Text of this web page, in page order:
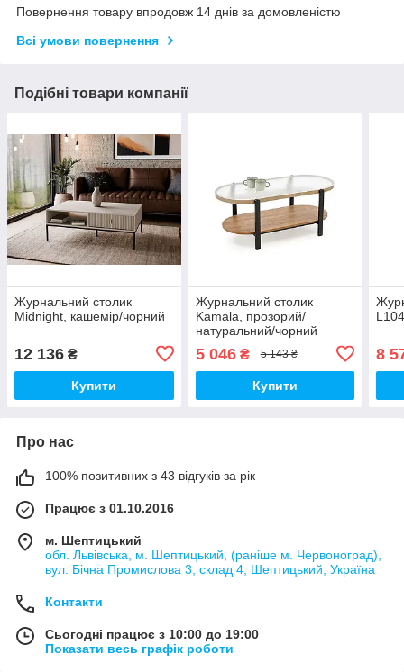
Повернення товару впродовж 14 днів за домовленістю
Всі умови повернення
Подібні товари компанії
Журнальний столик
Midnight, кашемір/чорний
12 136 ₴
Купити
Журнальний столик
Kamala, прозорий/
натуральний/чорний
5 046₴ 5 143 ₴
Купити
8
Про нас
100% позитивних з 43 відгуків за рік
Працює з 01.10.2016
м. Шептицький
обл. Львівська, м. Шептицький, (раніше м. Червоноград),
вул. Бічна Промислова 3, склад 4, Шептицький, Україна
Контакти
Сьогодні працює з 10:00 до 19:00
Показати весь графік роботи